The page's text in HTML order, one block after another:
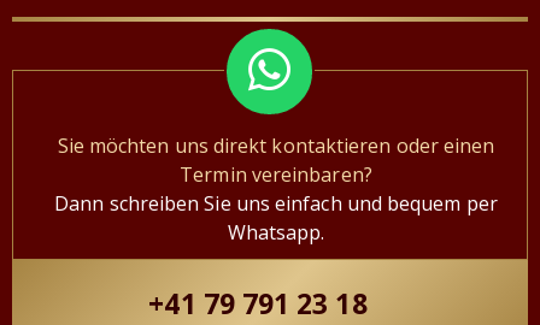
Sie möchten uns direkt kontaktieren oder einen
Termin vereinbaren?
Dann schreiben Sie uns einfach und bequem per
Whatsapp.
+41 79 791 23 18